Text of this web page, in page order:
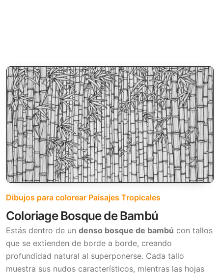
Dibujos para colorear Paisajes Tropicales
Coloriage Bosque de Bambú
Estás dentro de un denso bosque de bambú con tallos
que se extienden de borde a borde, creando
profundidad natural al superponerse. Cada tallo
muestra sus nudos característicos, mientras las hojas